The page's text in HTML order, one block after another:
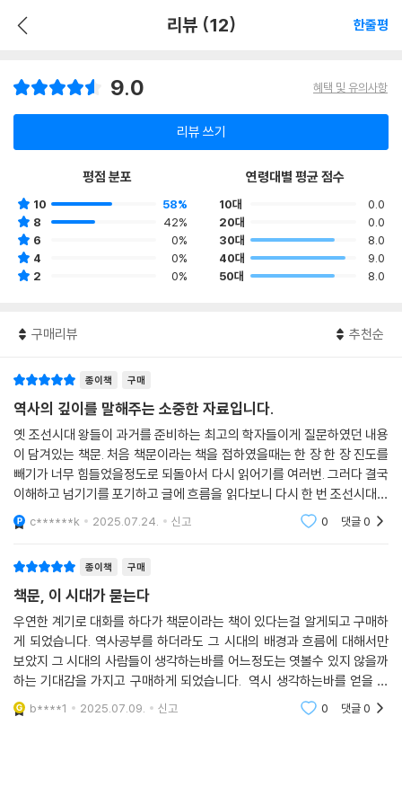
리뷰 (12) 한줄평
9.0 혜택 및 유의사항
리뷰 쓰기
평점 분포
10
58%
8
42%
6
0%
4
0%
2
0%
연령대별 평균 점수
10대
0.0
20대
0.0
30대
8.0
40대
9.0
50대
8.0
구매리뷰 추천순
종이책 구매
역사의 깊이를 말해주는 소중한 자료입니다.
옛 조선시대 왕들이 과거를 준비하는 최고의 학자들이게 질문하였던 내용
이 담겨있는 책문. 처음 책문이라는 책을 접하였을때는 한 장 한 장 진도를
빼기가 너무 힘들었을정도로 되돌아서 다시 읽어기를 여러번. 그러다 결국
이해하고 넘기기를 포기하고 글에 흐름을 읽다보니 다시 한 번 조선시대의
생각과 훌륭함에 고개를 숙이게되는 소중한 자료임을 느끼게되었습니다.
c******k 2025.07.24. 신고 0 댓글0
종이책 구매
책문, 이 시대가 묻는다
우연한 계기로 대화를 하다가 책문이라는 책이 있다는걸 알게되고 구매하
게 되었습니다. 역사공부를 하더라도 그 시대의 배경과 흐름에 대해서만
보았지 그 시대의 사람들이 생각하는바를 어느정도는 엿볼수 있지 않을까
하는 기대감을 가지고 구매하게 되었습니다. 역시 생각하는바를 얻을 수
있어서 좋았습니다.
b****1 2025.07.09. 신고 0 댓글0